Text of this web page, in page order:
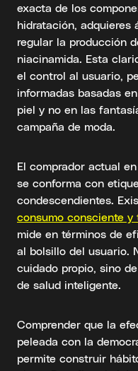
exacta de los
hidratación, adquieres
regular la producción
niacinamida. Esta
el control al usuario,
informadas basadas
piel y no en las
campaña de moda.
El comprador actual
se conforma con
condescendientes.
consumo consciente y
mide en términos de
al bolsillo del usuario.
cuidado propio, sino
de salud inteligente.
Comprender que la
peleada con la
permite construir